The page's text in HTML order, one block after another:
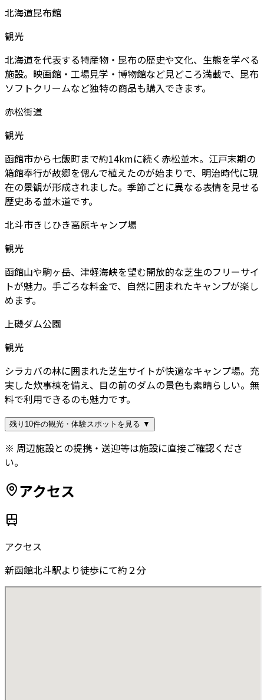
北海道昆布館
観光
北海道を代表する特産物・昆布の歴史や文化、生態を学べる
施設。映画館・工場見学・博物館など見どころ満載で、昆布
ソフトクリームなど独特の商品も購入できます。
赤松街道
観光
函館市から七飯町まで約14kmに続く赤松並木。江戸末期の
箱館奉行が故郷を偲んで植えたのが始まりで、明治時代に現
在の景観が形成されました。季節ごとに異なる表情を見せる
歴史ある並木道です。
北斗市きじひき高原キャンプ場
観光
函館山や駒ヶ岳、津軽海峡を望む開放的な芝生のフリーサイ
トが魅力。手ごろな料金で、自然に囲まれたキャンプが楽し
めます。
上磯ダム公園
観光
シラカバの林に囲まれた芝生サイトが快適なキャンプ場。充
実した炊事棟を備え、目の前のダムの景色も素晴らしい。無
料で利用できるのも魅力です。
残り10件の観光・体験スポットを見る ▼
※ 周辺施設との提携・送迎等は施設に直接ご確認くださ
い。
アクセス
アクセス
新函館北斗駅より徒歩にて約２分